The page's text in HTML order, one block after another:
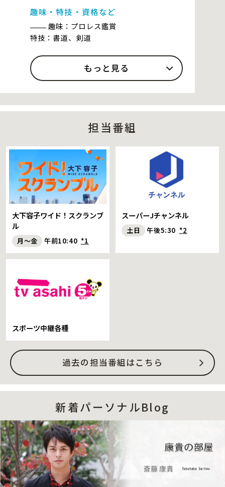
趣味・特技・資格など
趣味：プロレス鑑賞
特技：書道、剣道
もっと見る
担当番組
大下容子ワイド！スクランブ
ル
月～金 午前10:40 *1
スーパーJチャンネル
土日 午後5:30 *2
スポーツ中継各種
過去の担当番組はこちら
新着パーソナルBlog